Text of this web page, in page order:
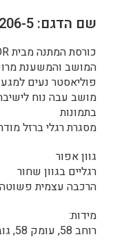
שם הדגם: DC-24206-5
כורסת המתנה מבית HOME DECOR
פוליאסטר נעים למגע
מושב עבה נוח
בתמונות
מסגרת רגלי ברזל
גוון אפור
רגליים בגוון שחור
הרכבה עצמית פשוטה
מידות:
רוחב 58, עומק 58, גובה 76.5 ס"מ